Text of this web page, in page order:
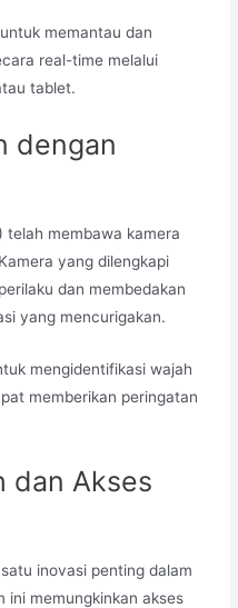
memantau dan
real-time melalui
tablet.
dengan
telah membawa kamera
yang dilengkapi
dan membedakan
yang mencurigakan.
mengidentifikasi wajah
memberikan peringatan
dan Akses
inovasi penting dalam
ini memungkinkan akses